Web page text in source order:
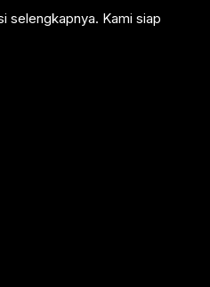
selengkapnya. Kami siap